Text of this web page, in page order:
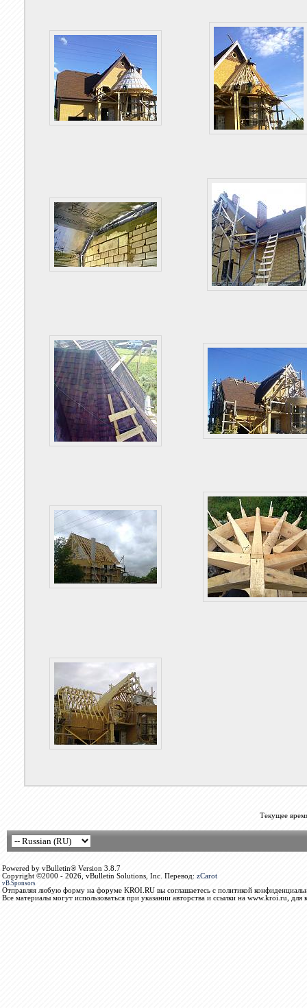
Текущее
Powered by vBulletin® Version 3.8.7
Copyright ©2000 - 2026, vBulletin Solutions, Inc. Перевод: zCarot
vB.Sponsors
Отправляя любую форму на форуме KROI.RU вы соглашаетесь с политикой
Все материалы могут использоваться при указании авторства и ссылки на www.kroi.ru, для